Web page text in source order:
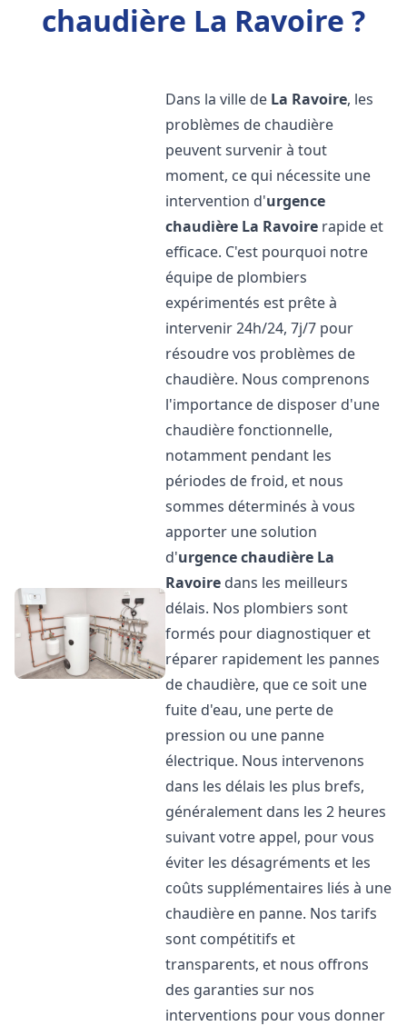
chaudière La Ravoire ?
Dans la ville de La Ravoire, les
problèmes de chaudière
peuvent survenir à tout
moment, ce qui nécessite une
intervention d'urgence
chaudière La Ravoire rapide et
efficace. C'est pourquoi notre
équipe de plombiers
expérimentés est prête à
intervenir 24h/24, 7j/7 pour
résoudre vos problèmes de
chaudière. Nous comprenons
l'importance de disposer d'une
chaudière fonctionnelle,
notamment pendant les
périodes de froid, et nous
sommes déterminés à vous
apporter une solution
d'urgence chaudière La
Ravoire dans les meilleurs
délais. Nos plombiers sont
formés pour diagnostiquer et
réparer rapidement les pannes
de chaudière, que ce soit une
fuite d'eau, une perte de
pression ou une panne
électrique. Nous intervenons
dans les délais les plus brefs,
généralement dans les 2 heures
suivant votre appel, pour vous
éviter les désagréments et les
coûts supplémentaires liés à une
chaudière en panne. Nos tarifs
sont compétitifs et
transparents, et nous offrons
des garanties sur nos
interventions pour vous donner